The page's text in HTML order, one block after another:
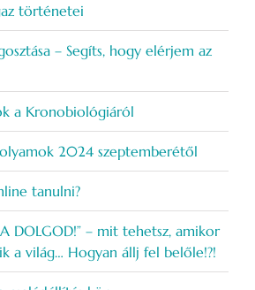
történetei
– Segíts, hogy elérjem az
a Kronobiológiáról
2024 szeptemberétől
tanulni?
A DOLGOD!” – mit tehetsz, amikor
a világ… Hogyan állj fel belőle!?!